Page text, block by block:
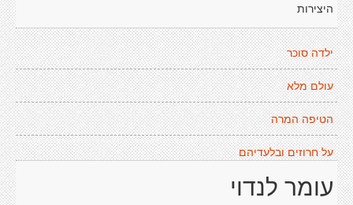
היצירות
ילדה סוכר
עולם מלא
הטיפה המרה
על חרוזים ובלעדיהם
עומר לנדוי